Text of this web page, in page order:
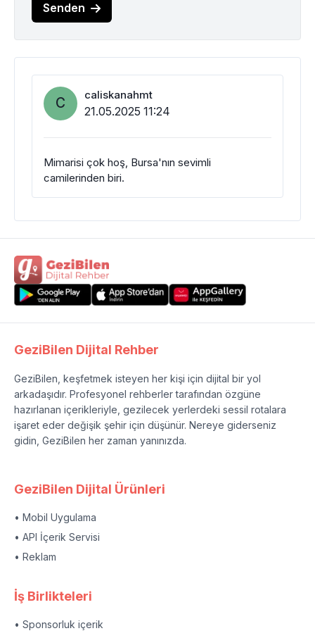
Senden
C caliskanahmt
21.05.2025 11:24
Mimarisi çok hoş, Bursa'nın sevimli
camilerinden biri.
GeziBilen Dijital Rehber
GeziBilen, keşfetmek isteyen her kişi için dijital bir yol
arkadaşıdır. Profesyonel rehberler tarafından özgüne
hazırlanan içerikleriyle, gezilecek yerlerdeki sessil rotalara
işaret eder değişik şehir için düşünür. Nereye giderseniz
gidin, GeziBilen her zaman yanınızda.
GeziBilen Dijital Ürünleri
• Mobil Uygulama
• API İçerik Servisi
• Reklam
İş Birlikteleri
• Sponsorluk içerik